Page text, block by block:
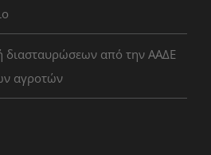
διασταυρώσεων από την ΑΑΔΕ
αγροτών